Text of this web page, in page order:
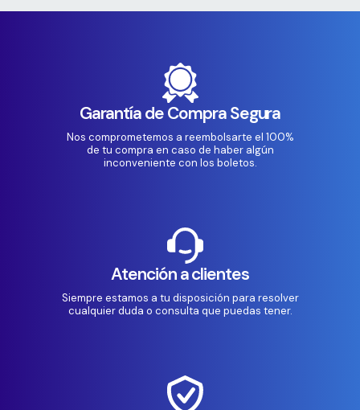
Garantía de Compra Segura
Nos comprometemos a reembolsarte el 100%
de tu compra en caso de haber algún
inconveniente con los boletos.
Atención a clientes
Siempre estamos a tu disposición para resolver
cualquier duda o consulta que puedas tener.